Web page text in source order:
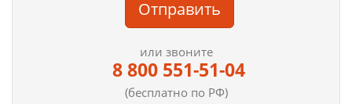
Отправить
или звоните
8 800 551-51-04
(бесплатно по РФ)